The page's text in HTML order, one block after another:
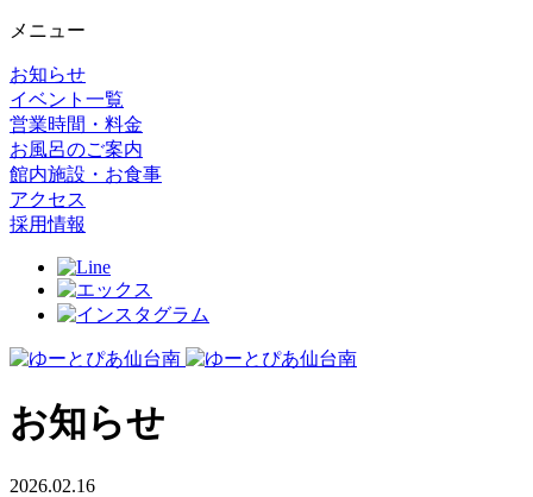
メニュー
お知らせ
イベント一覧
営業時間・料金
お風呂のご案内
館内施設・お食事
アクセス
採用情報
お知らせ
2026.02.16